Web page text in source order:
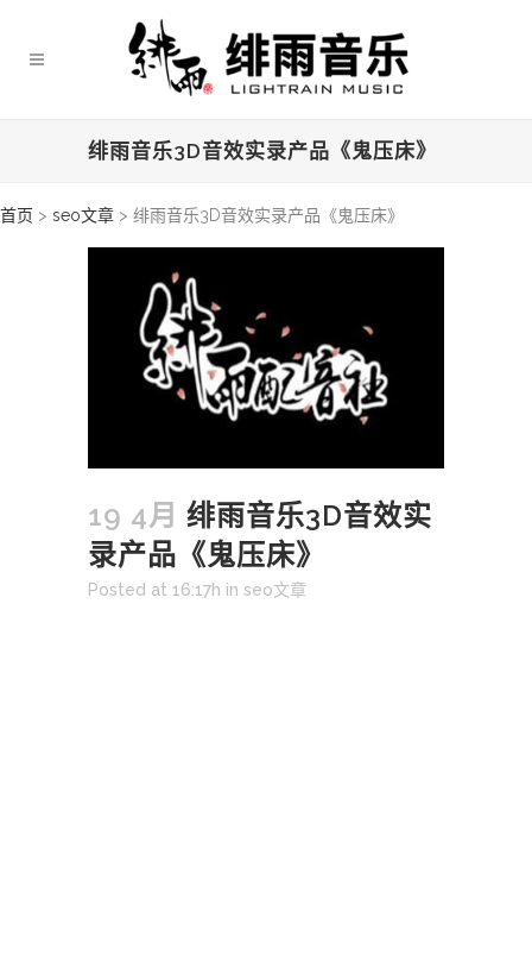
绯雨音乐3D音效实录产品《鬼压床》
首页 > seo文章 > 绯雨音乐3D音效实录产品《鬼压床》
19 4月 绯雨音乐3D音效实
录产品《鬼压床》
Posted at 16:17h in seo文章